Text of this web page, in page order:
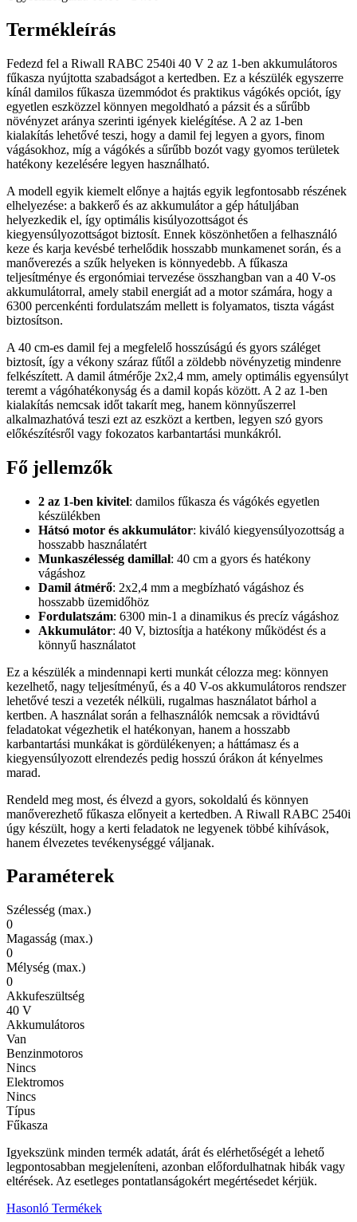
Termékleírás
Fedezd fel a Riwall RABC 2540i 40 V 2 az 1-ben akkumulátoros
fűkasza nyújtotta szabadságot a kertedben. Ez a készülék egyszerre
kínál damilos fűkasza üzemmódot és praktikus vágókés opciót, így
egyetlen eszközzel könnyen megoldható a pázsit és a sűrűbb
növényzet aránya szerinti igények kielégítése. A 2 az 1-ben
kialakítás lehetővé teszi, hogy a damil fej legyen a gyors, finom
vágásokhoz, míg a vágókés a sűrűbb bozót vagy gyomos területek
hatékony kezelésére legyen használható.
A modell egyik kiemelt előnye a hajtás egyik legfontosabb részének
elhelyezése: a bakkerő és az akkumulátor a gép hátuljában
helyezkedik el, így optimális kisúlyozottságot és
kiegyensúlyozottságot biztosít. Ennek köszönhetően a felhasználó
keze és karja kevésbé terhelődik hosszabb munkamenet során, és a
manőverezés a szűk helyeken is könnyedebb. A fűkasza
teljesítménye és ergonómiai tervezése összhangban van a 40 V-os
akkumulátorral, amely stabil energiát ad a motor számára, hogy a
6300 percenkénti fordulatszám mellett is folyamatos, tiszta vágást
biztosítson.
A 40 cm-es damil fej a megfelelő hosszúságú és gyors száléget
biztosít, így a vékony száraz fűtől a zöldebb növényzetig mindenre
felkészített. A damil átmérője 2x2,4 mm, amely optimális egyensúlyt
teremt a vágóhatékonyság és a damil kopás között. A 2 az 1-ben
kialakítás nemcsak időt takarít meg, hanem könnyűszerrel
alkalmazhatóvá teszi ezt az eszközt a kertben, legyen szó gyors
előkészítésről vagy fokozatos karbantartási munkákról.
Fő jellemzők
2 az 1-ben kivitel: damilos fűkasza és vágókés egyetlen
készülékben
Hátsó motor és akkumulátor: kiváló kiegyensúlyozottság a
hosszabb használatért
Munkaszélesség damillal: 40 cm a gyors és hatékony
vágáshoz
Damil átmérő: 2x2,4 mm a megbízható vágáshoz és
hosszabb üzemidőhöz
Fordulatszám: 6300 min-1 a dinamikus és precíz vágáshoz
Akkumulátor: 40 V, biztosítja a hatékony működést és a
könnyű használatot
Ez a készülék a mindennapi kerti munkát célozza meg: könnyen
kezelhető, nagy teljesítményű, és a 40 V-os akkumulátoros rendszer
lehetővé teszi a vezeték nélküli, rugalmas használatot bárhol a
kertben. A használat során a felhasználók nemcsak a rövidtávú
feladatokat végezhetik el hatékonyan, hanem a hosszabb
karbantartási munkákat is gördülékenyen; a háttámasz és a
kiegyensúlyozott elrendezés pedig hosszú órákon át kényelmes
marad.
Rendeld meg most, és élvezd a gyors, sokoldalú és könnyen
manőverezhető fűkasza előnyeit a kertedben. A Riwall RABC 2540i
úgy készült, hogy a kerti feladatok ne legyenek többé kihívások,
hanem élvezetes tevékenységgé váljanak.
Paraméterek
Szélesség (max.)
0
Magasság (max.)
0
Mélység (max.)
0
Akkufeszültség
40 V
Akkumulátoros
Van
Benzinmotoros
Nincs
Elektromos
Nincs
Típus
Fűkasza
Igyekszünk minden termék adatát, árát és elérhetőségét a lehető
legpontosabban megjeleníteni, azonban előfordulhatnak hibák vagy
eltérések. Az esetleges pontatlanságokért megértésedet kérjük.
Hasonló Termékek